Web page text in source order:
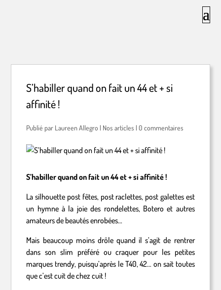
S’habiller quand on fait un 44 et + si
affinité !
par Laureen Allegro | Nos articles |0 commentaires
S’habiller quand on fait un 44 et + si affinité !
La silhouette post fêtes, post raclettes, post galettes est
un hymne à la joie des rondelettes, Botero et autres
amateurs de beautés enrobées…
Mais beaucoup moins drôle quand il s’agit de rentrer
dans son slim préféré ou craquer pour les petites
marques trendy, puisqu’après le T40, 42… on sait toutes
que c’est cuit de chez cuit !